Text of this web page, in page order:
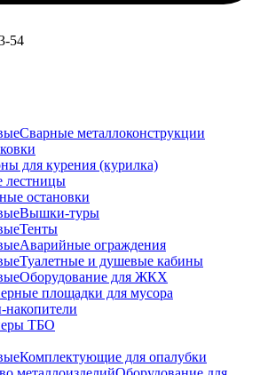
54
Сварные металлоконструкции
для курения (курилка)
лестницы
остановки
Вышки-туры
Тенты
Аварийные ограждения
Туалетные и душевые кабины
Оборудование для ЖКХ
площадки для мусора
накопители
ТБО
Комплектующие для опалубки